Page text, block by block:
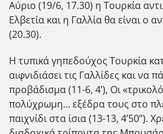
Αύριο (19/6, 17.30) η Τουρκία
Ελβετία και η Γαλλία θα είναι ο
(20.30).
Η τυπικά γηπεδούχος Τουρκία
αιφνιδιάσει τις Γαλλίδες και να
προβάδισμα (11-6, 4’), Οι
πολύχρωμη… εξέδρα τους στο
παιχνίδι στα ίσια (13-13, 4’50’’).